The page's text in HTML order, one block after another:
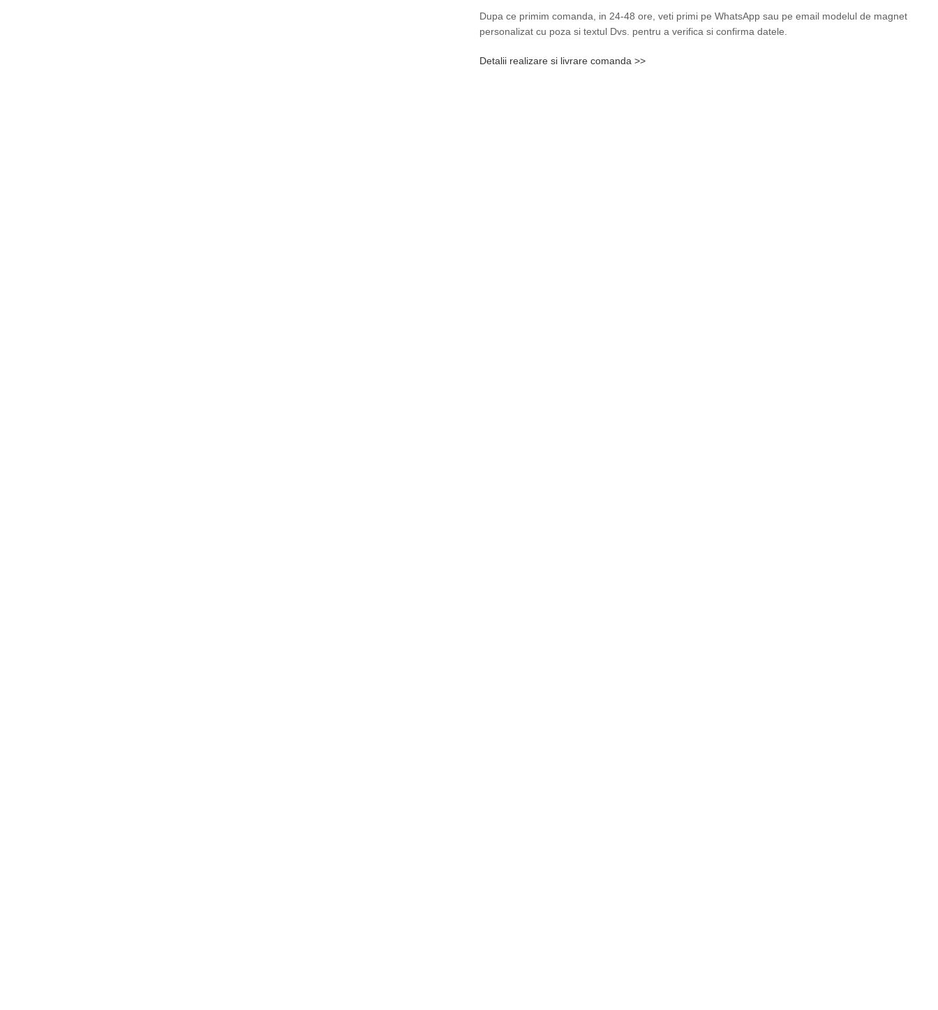
Dupa ce primim comanda, in 24-48 ore, veti primi pe WhatsApp sau pe email modelul de magnet
personalizat cu poza si textul Dvs. pentru a verifica si confirma datele.
Detalii realizare si livrare comanda >>